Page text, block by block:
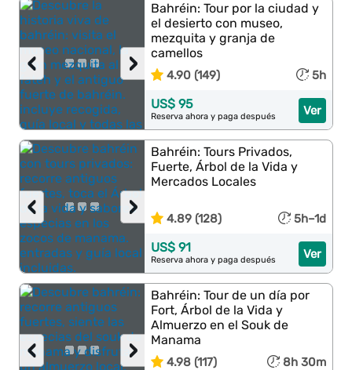
›
‹
Bahréin: Tour por la ciudad y
el desierto con museo,
mezquita y granja de
camellos
4.90 (149) 5h
Ver
US$ 95
Reserva ahora y paga después
›
‹
Bahréin: Tours Privados,
Fuerte, Árbol de la Vida y
Mercados Locales
4.89 (128) 5h–1d
Ver
US$ 91
Reserva ahora y paga después
›
‹
Bahréin: Tour de un día por
Fort, Árbol de la Vida y
Almuerzo en el Souk de
Manama
4.98 (117) 8h 30m